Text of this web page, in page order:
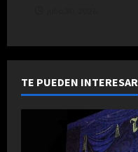
TE PUEDEN INTERESAR